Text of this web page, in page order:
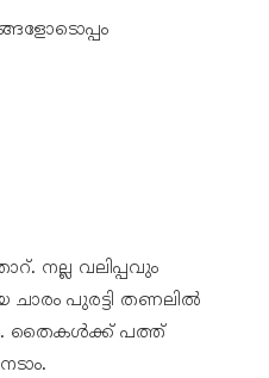
നല്ല വലിപ്പവും
പുരട്ടി തണലിൽ
തൈകൾക്ക് പത്ത്